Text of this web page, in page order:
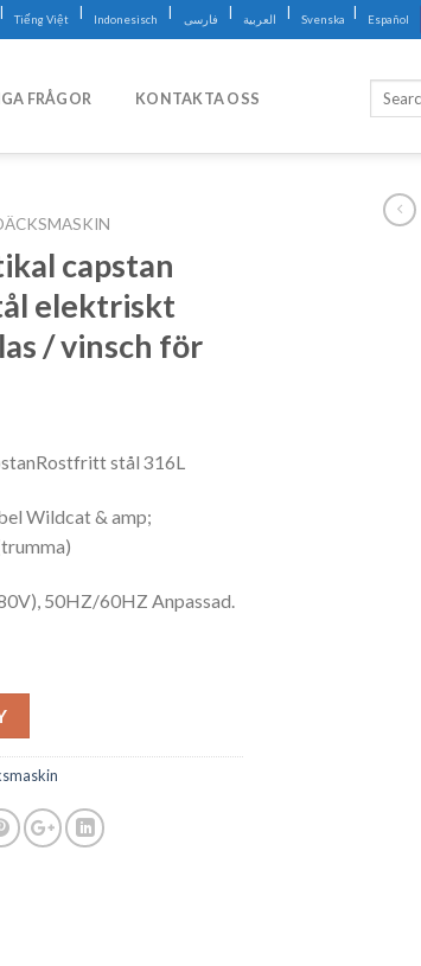
| Tiếng Việt | Indonesisch | فارسی | العربية | Svenska | Español
FRÅGOR KONTAKTA OSS
capstan
elektriskt
/ vinsch för
stål 316L
Wildcat & amp;
50HZ/60HZ Anpassad.